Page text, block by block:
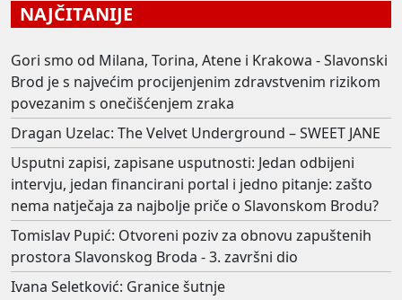
NAJČITANIJE
Gori smo od Milana, Torina, Atene i Krakowa - Slavonski
Brod je s najvećim procijenjenim zdravstvenim rizikom
povezanim s onečišćenjem zraka
Dragan Uzelac: The Velvet Underground – SWEET JANE
Usputni zapisi, zapisane usputnosti: Jedan odbijeni
intervju, jedan financirani portal i jedno pitanje: zašto
nema natječaja za najbolje priče o Slavonskom Brodu?
Tomislav Pupić: Otvoreni poziv za obnovu zapuštenih
prostora Slavonskog Broda - 3. završni dio
Ivana Seletković: Granice šutnje